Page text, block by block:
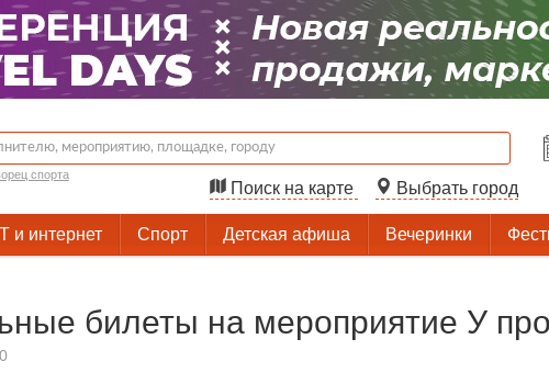
спорта
Поиск на карте Выбрать город
и интернет Спорт Детская афиша Вечеринки
билеты на мероприятие У